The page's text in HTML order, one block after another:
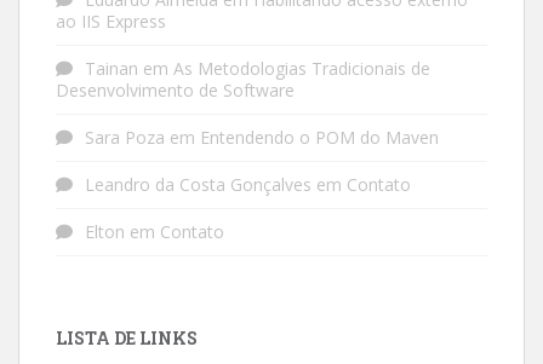
ao IIS Express
Tainan em As Metodologias Tradicionais de
Desenvolvimento de Software
Sara Poza em Entendendo o POM do Maven
Leandro da Costa Gonçalves em Contato
Elton em Contato
LISTA DE LINKS